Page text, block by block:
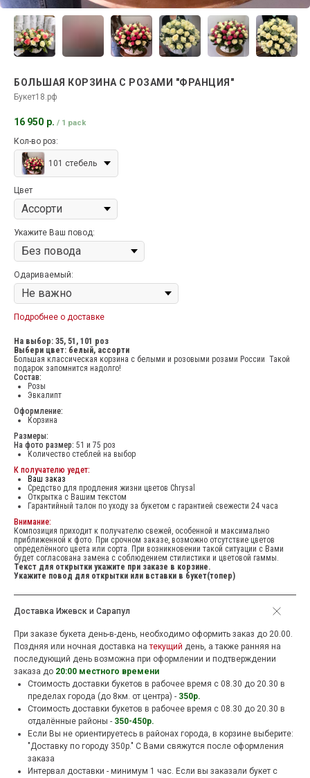
БОЛЬШАЯ КОРЗИНА С РОЗАМИ "ФРАНЦИЯ"
Букет18.рф
16 950 р. / 1 pack
Кол-во роз:
101 стебель
Цвет
Укажите Ваш повод:
Одариваемый:
Подробнее о доставке
На выбор: 35, 51, 101 роз
Выбери цвет: белый, ассорти
Большая классическая корзина с белыми и розовыми розами России Такой
подарок запомнится надолго!
Состав:
Розы
Эвкалипт
Оформление:
Корзина
Размеры:
На фото размер: 51 и 75 роз
Количество стеблей на выбор
К получателю уедет:
Ваш заказ
Средство для продления жизни цветов Chrysal
Открытка с Вашим текстом
Гарантийный талон по уходу за букетом с гарантией свежести 24 часа
Внимание:
Композиция приходит к получателю свежей, особенной и максимально
приближенной к фото. При срочном заказе, возможно отсутствие цветов
определённого цвета или сорта. При возникновении такой ситуации с Вами
будет согласована замена с соблюдением стилистики и цветовой гаммы.
Текст для открытки укажите при заказе в корзине.
Укажите повод для открытки или вставки в букет(топер)
Доставка Ижевск и Сарапул
При заказе букета день-в-день, необходимо оформить заказ до 20.00.
Поздняя или ночная доставка натекущий день, а также ранняя на
последующий день возможна при оформлении и подтверждении
заказа до 20:00 местного времени
Стоимость доставки букетов в рабочее время c 08.30 до 20.30 в
пределах города (до 8км. от центра) - 350р.
Стоимость доставки букетов в рабочее время c 08.30 до 20.30 в
отдалённые районы - 350-450р.
Если Вы не ориентируетесь в районах города, в корзине выберите:
"Доставку по городу 350р." С Вами свяжутся после оформления
заказа
Интервал доставки - минимум 1 час. Если вы заказали букет с